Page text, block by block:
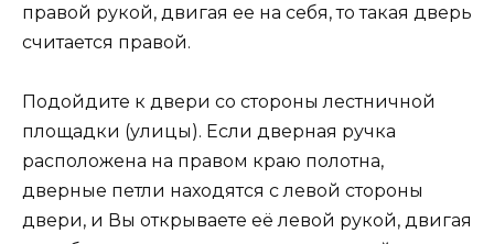
правой рукой, двигая ее на себя, то такая дверь
считается правой.
Подойдите к двери со стороны лестничной
площадки (улицы). Если дверная ручка
расположена на правом краю полотна,
дверные петли находятся с левой стороны
двери, и Вы открываете её левой рукой, двигая